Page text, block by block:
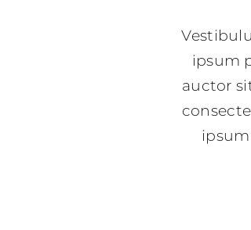
ipsum
auctor